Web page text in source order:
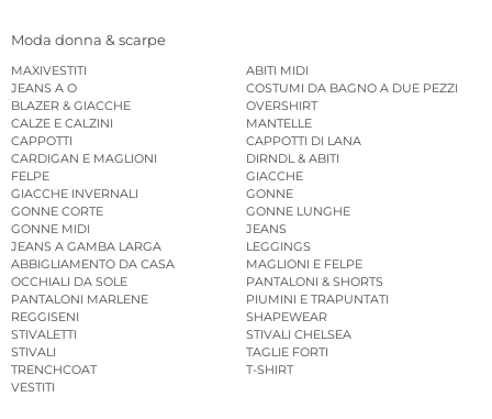
Moda donna & scarpe
MAXIVESTITI
ABITI MIDI
JEANS A O
COSTUMI DA BAGNO A DUE PEZZI
BLAZER & GIACCHE
OVERSHIRT
CALZE E CALZINI
MANTELLE
CAPPOTTI
CAPPOTTI DI LANA
CARDIGAN E MAGLIONI
DIRNDL & ABITI
FELPE
GIACCHE
GIACCHE INVERNALI
GONNE
GONNE CORTE
GONNE LUNGHE
GONNE MIDI
JEANS
JEANS A GAMBA LARGA
LEGGINGS
ABBIGLIAMENTO DA CASA
MAGLIONI E FELPE
OCCHIALI DA SOLE
PANTALONI & SHORTS
PANTALONI MARLENE
PIUMINI E TRAPUNTATI
REGGISENI
SHAPEWEAR
STIVALETTI
STIVALI CHELSEA
STIVALI
TAGLIE FORTI
TRENCHCOAT
T-SHIRT
VESTITI